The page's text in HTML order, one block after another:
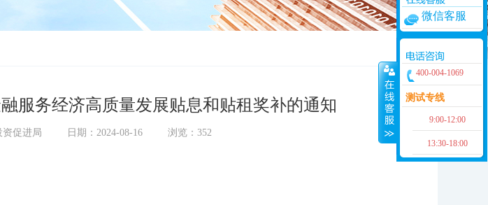
微信客服
400-004-1069
测试专线
9:00-12:00
13:30-18:00
服务经济高质量发展贴息和贴租奖补的通知
促进局 日期：2024-08-16 浏览： 352